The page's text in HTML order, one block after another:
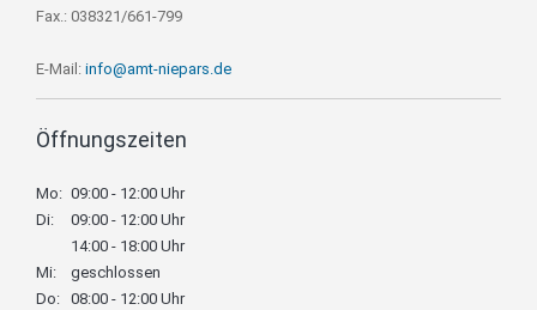
Fax.: 038321/661-799
E-Mail: info@amt-niepars.de
Öffnungszeiten
Mo: 09:00 - 12:00 Uhr
Di:
09:00 - 12:00 Uhr
14:00 - 18:00 Uhr
Mi:
geschlossen
Do: 08:00 - 12:00 Uhr